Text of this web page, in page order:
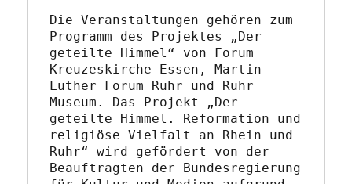
Die Veranstaltungen gehören zum
Programm des Projektes „Der
geteilte Himmel“ von Forum
Kreuzeskirche Essen, Martin
Luther Forum Ruhr und Ruhr
Museum. Das Projekt „Der
geteilte Himmel. Reformation und
religiöse Vielfalt an Rhein und
Ruhr“ wird gefördert von der
Beauftragten der Bundesregierung